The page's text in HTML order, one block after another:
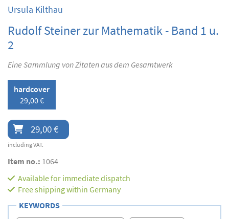
Ursula Kilthau
Rudolf Steiner zur Mathematik - Band 1 u.
2
Eine Sammlung von Zitaten aus dem Gesamtwerk
hardcover
29,00 €
29,00 €
including VAT.
Item no.: 1064
Available for immediate dispatch
Free shipping within Germany
KEYWORDS